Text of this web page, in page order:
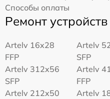
Способы оплаты
Ремонт устройств
Artelv 16x28
FFP
Artelv
SFP
Artelv 312x56
SFP
Artelv
FFP
Artelv 212x50
Artelv